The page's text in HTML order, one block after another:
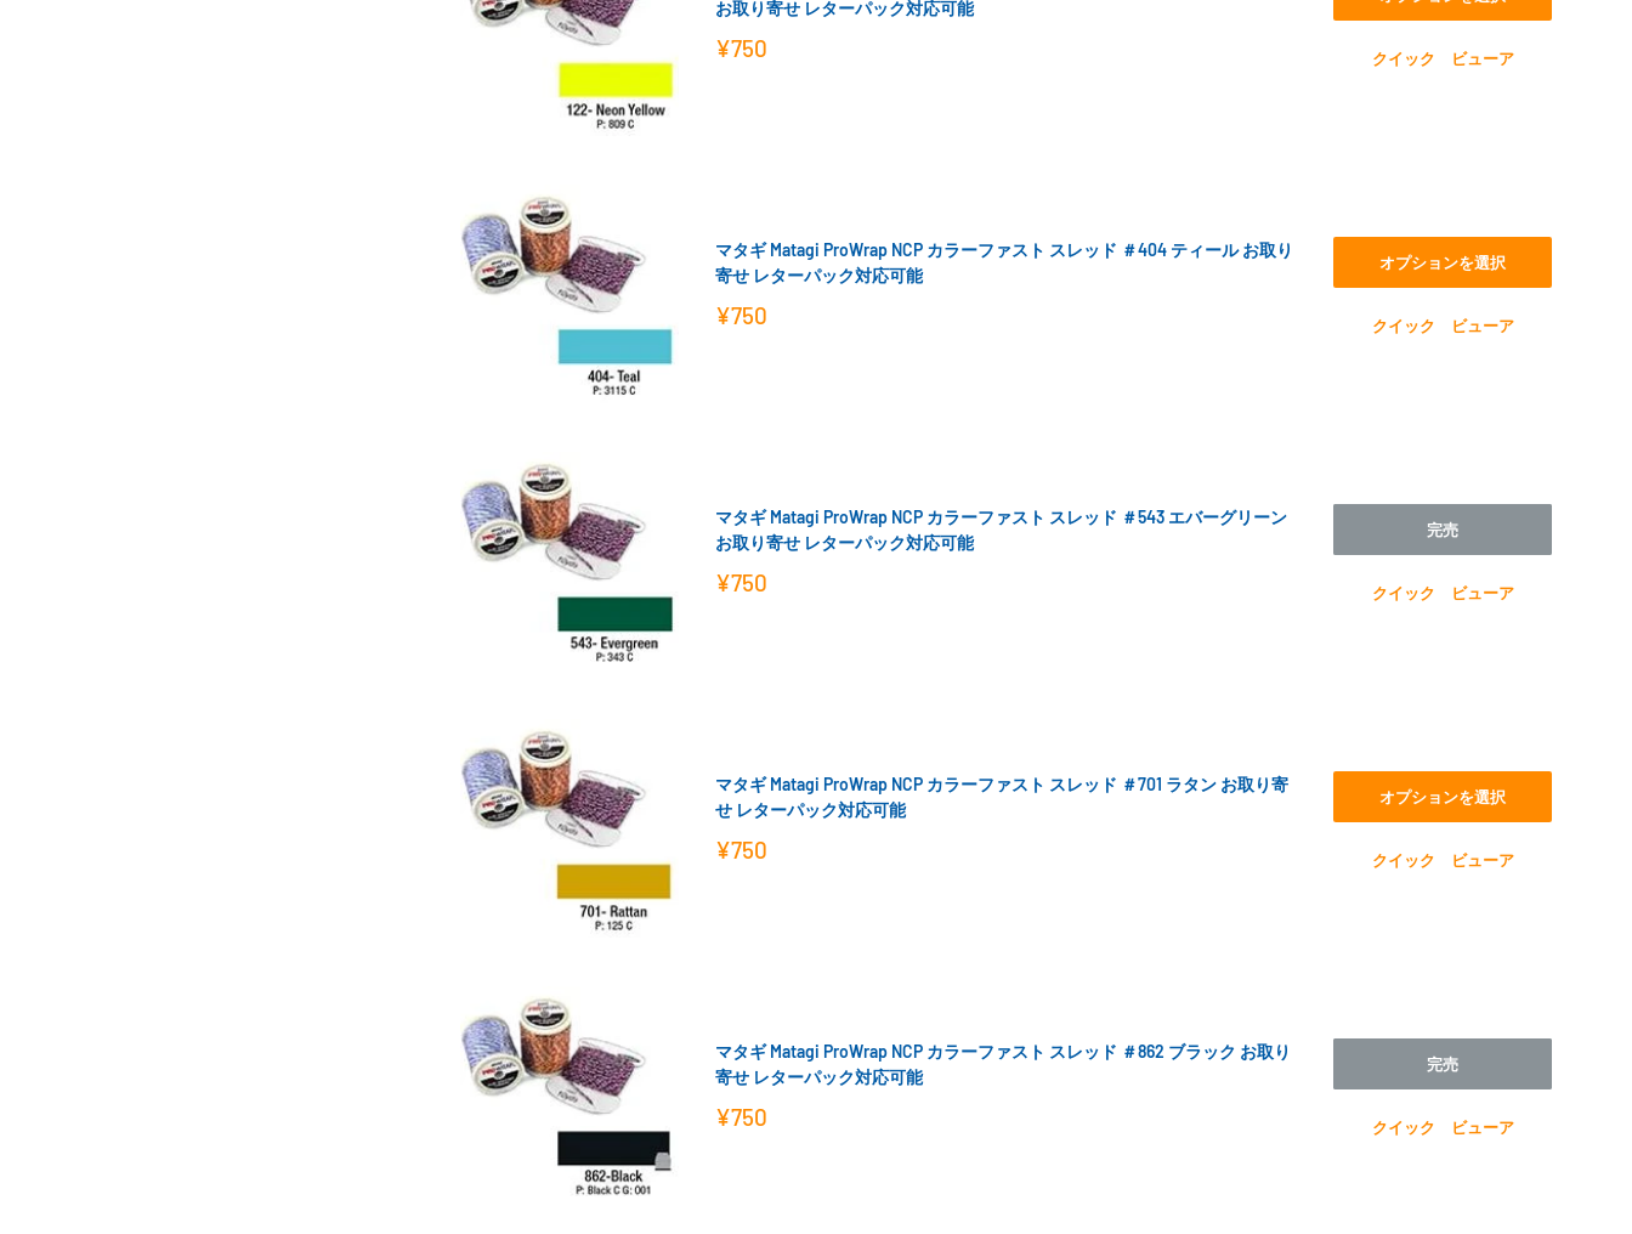
お取り寄せ レターパック対応可能
販
¥750 クイック ビューア
マタギ Matagi ProWrap NCP カラーファスト スレッド ＃404 ティール お取り
寄せ レターパック対応可能
販
¥750
オプションを選択
クイック ビューア
マタギ Matagi ProWrap NCP カラーファスト スレッド ＃543 エバーグリーン
お取り寄せ レターパック対応可能
販
¥750
完売
クイック ビューア
マタギ Matagi ProWrap NCP カラーファスト スレッド ＃701 ラタン お取り寄
せ レターパック対応可能
販
¥750
オプションを選択
クイック ビューア
マタギ Matagi ProWrap NCP カラーファスト スレッド ＃862 ブラック お取り
寄せ レターパック対応可能
販
¥750
完売
クイック ビューア